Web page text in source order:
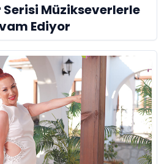
Serisi Müzikseverlerle
Ediyor